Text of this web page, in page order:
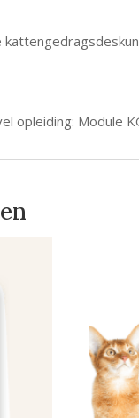
opleiding: Module